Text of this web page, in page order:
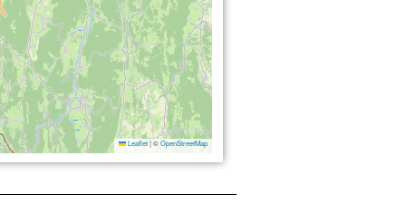
Leaflet |©OpenStreetMap